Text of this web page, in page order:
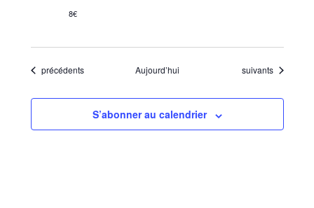
8€
Évènements
précédents Aujourd’hui Évènements
suivants
S’abonner au calendrier